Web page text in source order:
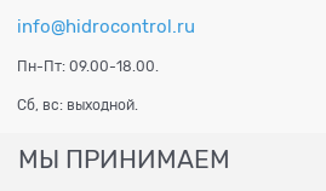
info@hidrocontrol.ru
Пн-Пт: 09.00-18.00.
Сб, вс: выходной.
МЫ ПРИНИМАЕМ